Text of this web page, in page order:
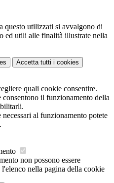
questo utilizzati si avvalgono di
ed utili alle finalità illustrate nella
Accetta tutti i cookies
quali cookie consentire.
il funzionamento della
al funzionamento potete
.
non possono essere
nella pagina della cookie